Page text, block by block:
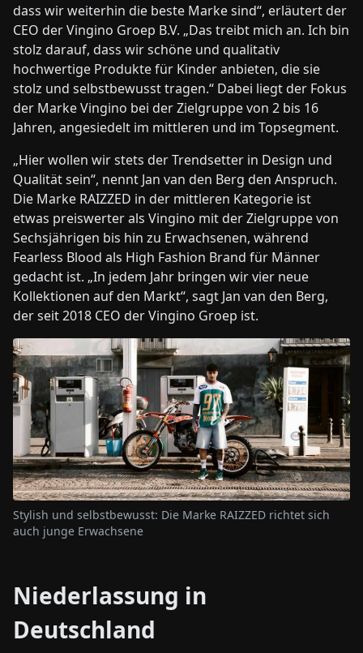
dass wir weiterhin die beste Marke sind“, erläutert der
CEO der Vingino Groep B.V. „Das treibt mich an. Ich bin
stolz darauf, dass wir schöne und qualitativ
hochwertige Produkte für Kinder anbieten, die sie
stolz und selbstbewusst tragen.“ Dabei liegt der Fokus
der Marke Vingino bei der Zielgruppe von 2 bis 16
Jahren, angesiedelt im mittleren und im Topsegment.
„Hier wollen wir stets der Trendsetter in Design und
Qualität sein“, nennt Jan van den Berg den Anspruch.
Die Marke RAIZZED in der mittleren Kategorie ist
etwas preiswerter als Vingino mit der Zielgruppe von
Sechsjährigen bis hin zu Erwachsenen, während
Fearless Blood als High Fashion Brand für Männer
gedacht ist. „In jedem Jahr bringen wir vier neue
Kollektionen auf den Markt“, sagt Jan van den Berg,
der seit 2018 CEO der Vingino Groep ist.
Stylish und selbstbewusst: Die Marke RAIZZED richtet sich
auch junge Erwachsene
Niederlassung in
Deutschland